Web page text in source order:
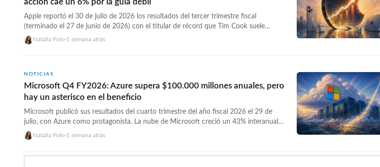
Apple reportó el 30 de julio de 2026 los resultados del tercer trimestre fiscal
(terminado el 27 de junio de 2026) con el titular de récord que Tim Cook suele
entregar: «el mejor trimestre de junio de la historia de Apple». Los números respaldan
la afirmación.
Natalia Polo·1 semana atrás
NOTICIAS
Microsoft Q4 FY2026: Azure supera $100.000 millones anuales, pero
hay un asterisco en el beneficio
Microsoft publicó sus resultados del cuarto trimestre del año fiscal 2026 el 29 de
julio, con Azure como protagonista. La nube de Microsoft creció un 43% interanual
— mejor que el 40% esperado por los analistas y mejor que el 40% del trimestre
anterior. Por primera vez, Azure superó los $100.000 millones de ingresos anuales.…
Natalia Polo·1 semana atrás